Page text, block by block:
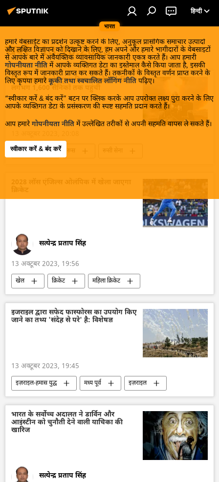
भारत
हिन्दी
हमारे वेबसाईट का प्रदर्शन उत्कृष्ट करने के लिए, अनुकूल प्रासंगिक समाचार उत्पादों
और लक्षित विज्ञापन को दिखाने के लिए, हम अपने और हमारे भागीदारों के वेबसाइटों
से आपके बारे में अवैयक्तिक व्यावसायिक जानकारी एकत्र करते हैं। आप हमारी
गोपनीयता नीति में आपके व्यक्तिगत डेटा का इस्तेमाल कैसे किया जाता है, इसकी
विस्तृत रूप में जानकारी प्राप्त कर सकते हैं। तकनीकों के विस्तृत वर्णन प्राप्त करने के
लिए कृपया हमारे कूकी तथा स्वचालित लॉगिंग नीति पढ़िए।
“स्वीकार करें & बंद करें” बटन पर क्लिक करके आप उपरोक्त लक्ष्य पुरा करने के लिए
आपके व्यक्तिगत डेटा के प्रसंस्करण की स्पष्ट सहमति प्रदान करते हैं।
आप हमारे गोपनीयता नीति में उल्लेखित तरीकों से अपनी सहमति वापस ले सकते हैं।
स्वीकार करें & बंद करें
खबरें - 13.10.2023
पिछले सप्ताह डोनेट्स्क दिशा में यूक्रेनी क्षति
लगभग 1,600 सैनिकों तक पहुंची
यूक्रेन संकट रूस
रूसी सेना
सत्येन्द्र प्रताप सिंह
13 अक्टूबर 2023, 19:56
खेल क्रिकेट
महिला क्रिकेट
अंतर्राष्ट्रीय क्रिकेट परिषद (ICC)
भारतीय क्रिकेट टीम
पाकिस्तान क्रिकेट टीम
ओलिंपिक खेल
अमेरिका
इजराइल द्वारा सफेद फास्फोरस का उपयोग किए
जाने का तथ्य 'संदेह से परे' है: विशेषज्ञ
13 अक्टूबर 2023, 19:45
इज़राइल-हमास युद्ध मध्य पूर्व
इज़राइल
इज़राइल रक्षा सेना
हमास
फ़िलिस्तीन
संयुक्त राष्ट्र
विवाद
राष्ट्रीय सुरक्षा
डेपलेटेड यूरेनियम
भारत के सर्वोच्च अदालत ने डार्विन और
आइंस्टीन को चुनौती देने वाली याचिका की
खारिज
सत्येन्द्र प्रताप सिंह